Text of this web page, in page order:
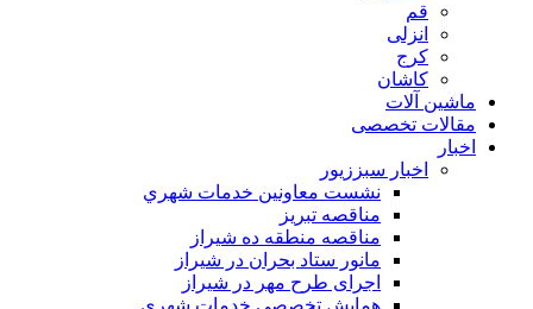
قم
انزلی
کرج
کاشان
ماشین آلات
مقالات تخصصی
اخبار
اخبار سبززیور
نشست معاونين خدمات شهري
مناقصه تبريز
مناقصه منطقه ده شیراز
مانور ستاد بحران در شیراز
اجرای طرح مهر در شیراز
همايش تخصصي خدمات شهري